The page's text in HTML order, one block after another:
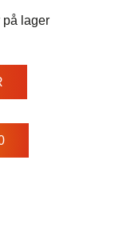
på lager